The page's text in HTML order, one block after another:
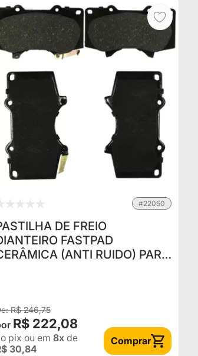
#22050
DE FREIO
FASTPAD
(ANTI RUIDO) PARA
R$ 246,75
R$ 222,08
pix ou em 8xde
30,84
Comprar